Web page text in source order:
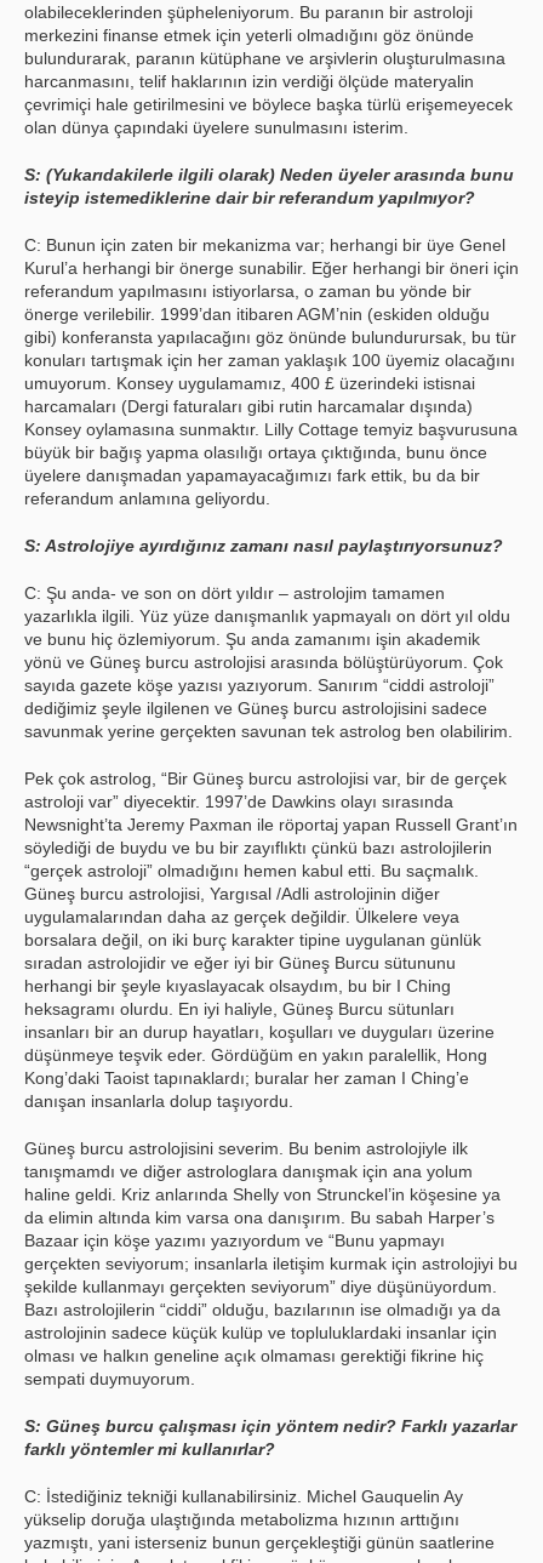
olabileceklerinden şüpheleniyorum. Bu paranın bir astroloji
merkezini finanse etmek için yeterli olmadığını göz önünde
bulundurarak, paranın kütüphane ve arşivlerin oluşturulmasına
harcanmasını, telif haklarının izin verdiği ölçüde materyalin
çevrimiçi hale getirilmesini ve böylece başka türlü erişemeyecek
olan dünya çapındaki üyelere sunulmasını isterim.
S: (Yukarıdakilerle ilgili olarak) Neden üyeler arasında bunu
isteyip istemediklerine dair bir referandum yapılmıyor?
C: Bunun için zaten bir mekanizma var; herhangi bir üye Genel
Kurul’a herhangi bir önerge sunabilir. Eğer herhangi bir öneri için
referandum yapılmasını istiyorlarsa, o zaman bu yönde bir
önerge verilebilir. 1999’dan itibaren AGM’nin (eskiden olduğu
gibi) konferansta yapılacağını göz önünde bulundurursak, bu tür
konuları tartışmak için her zaman yaklaşık 100 üyemiz olacağını
umuyorum. Konsey uygulamamız, 400 £ üzerindeki istisnai
harcamaları (Dergi faturaları gibi rutin harcamalar dışında)
Konsey oylamasına sunmaktır. Lilly Cottage temyiz başvurusuna
büyük bir bağış yapma olasılığı ortaya çıktığında, bunu önce
üyelere danışmadan yapamayacağımızı fark ettik, bu da bir
referandum anlamına geliyordu.
S: Astrolojiye ayırdığınız zamanı nasıl paylaştırıyorsunuz?
C: Şu anda- ve son on dört yıldır – astrolojim tamamen
yazarlıkla ilgili. Yüz yüze danışmanlık yapmayalı on dört yıl oldu
ve bunu hiç özlemiyorum. Şu anda zamanımı işin akademik
yönü ve Güneş burcu astrolojisi arasında bölüştürüyorum. Çok
sayıda gazete köşe yazısı yazıyorum. Sanırım “ciddi astroloji”
dediğimiz şeyle ilgilenen ve Güneş burcu astrolojisini sadece
savunmak yerine gerçekten savunan tek astrolog ben olabilirim.
Pek çok astrolog, “Bir Güneş burcu astrolojisi var, bir de gerçek
astroloji var” diyecektir. 1997’de Dawkins olayı sırasında
Newsnight’ta Jeremy Paxman ile röportaj yapan Russell Grant’ın
söylediği de buydu ve bu bir zayıflıktı çünkü bazı astrolojilerin
“gerçek astroloji” olmadığını hemen kabul etti. Bu saçmalık.
Güneş burcu astrolojisi, Yargısal /Adli astrolojinin diğer
uygulamalarından daha az gerçek değildir. Ülkelere veya
borsalara değil, on iki burç karakter tipine uygulanan günlük
sıradan astrolojidir ve eğer iyi bir Güneş Burcu sütununu
herhangi bir şeyle kıyaslayacak olsaydım, bu bir I Ching
heksagramı olurdu. En iyi haliyle, Güneş Burcu sütunları
insanları bir an durup hayatları, koşulları ve duyguları üzerine
düşünmeye teşvik eder. Gördüğüm en yakın paralellik, Hong
Kong’daki Taoist tapınaklardı; buralar her zaman I Ching’e
danışan insanlarla dolup taşıyordu.
Güneş burcu astrolojisini severim. Bu benim astrolojiyle ilk
tanışmamdı ve diğer astrologlara danışmak için ana yolum
haline geldi. Kriz anlarında Shelly von Strunckel’in köşesine ya
da elimin altında kim varsa ona danışırım. Bu sabah Harper’s
Bazaar için köşe yazımı yazıyordum ve “Bunu yapmayı
gerçekten seviyorum; insanlarla iletişim kurmak için astrolojiyi bu
şekilde kullanmayı gerçekten seviyorum” diye düşünüyordum.
Bazı astrolojilerin “ciddi” olduğu, bazılarının ise olmadığı ya da
astrolojinin sadece küçük kulüp ve topluluklardaki insanlar için
olması ve halkın geneline açık olmaması gerektiği fikrine hiç
sempati duymuyorum.
S: Güneş burcu çalışması için yöntem nedir? Farklı yazarlar
farklı yöntemler mi kullanırlar?
C: İstediğiniz tekniği kullanabilirsiniz. Michel Gauquelin Ay
yükselip doruğa ulaştığında metabolizma hızının arttığını
yazmıştı, yani isterseniz bunun gerçekleştiği günün saatlerine